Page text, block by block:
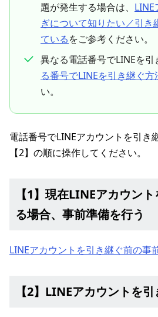
題が発生する場合は、
ぎについて知りたい／引き
ているをご参考ください。
異なる電話番号でLINEを引
る番号でLINEを引き継ぐ方
い。
電話番号でLINEアカウントを引き
【2】の順に操作してください。
【1】現在LINEアカウン
る場合、事前準備を行う
LINEアカウントを引き継ぐ前の事
【2】LINEアカウントを